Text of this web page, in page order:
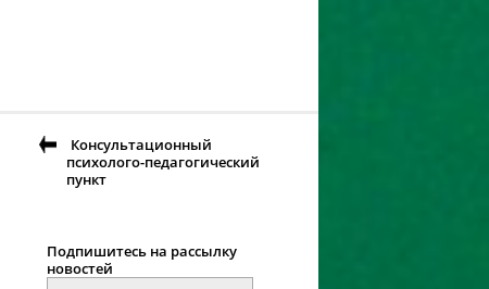
Консультационный
психолого-педагогический
пункт
Подпишитесь на рассылку
новостей